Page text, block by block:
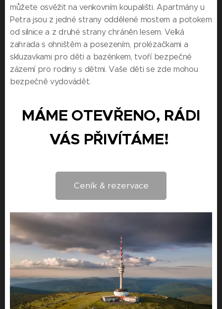
můžete osvěžit na venkovním koupališti. Apartmány u
Petra jsou z jedné strany oddělené mostem a potokem
od silnice a z druhé strany chráněn lesem. Velká
zahrada s ohništěm a posezením, prolézačkami a
skluzavkami pro děti a bazénkem, tvoří bezpečné
zázemí pro rodiny s dětmi. Vaše děti se zde mohou
bezpečně vydovádět.
MÁME OTEVŘENO, RÁDI
VÁS PŘIVÍTÁME!
Ceník & rezervace